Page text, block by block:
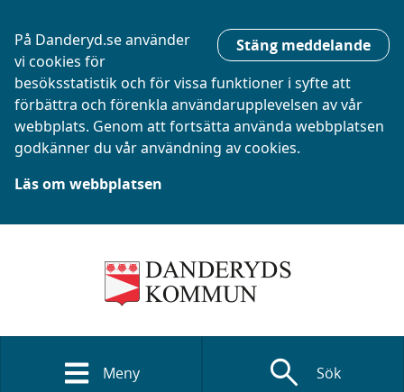
Stäng meddelande
På Danderyd.se använder
vi cookies för
besöksstatistik och för vissa funktioner i syfte att
förbättra och förenkla användarupplevelsen av vår
webbplats. Genom att fortsätta använda webbplatsen
godkänner du vår användning av cookies.
Läs om webbplatsen
Meny search Sök